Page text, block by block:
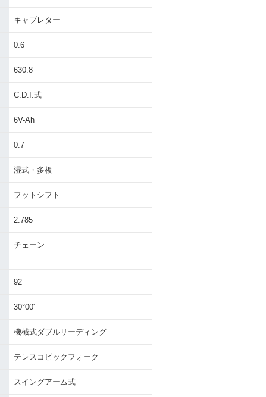
キャブレター
0.6
630.8
C.D.I.式
6V-Ah
0.7
湿式・多板
フットシフト
2.785
チェーン
92
30°00′
機械式ダブルリーディング
テレスコピックフォーク
スイングアーム式